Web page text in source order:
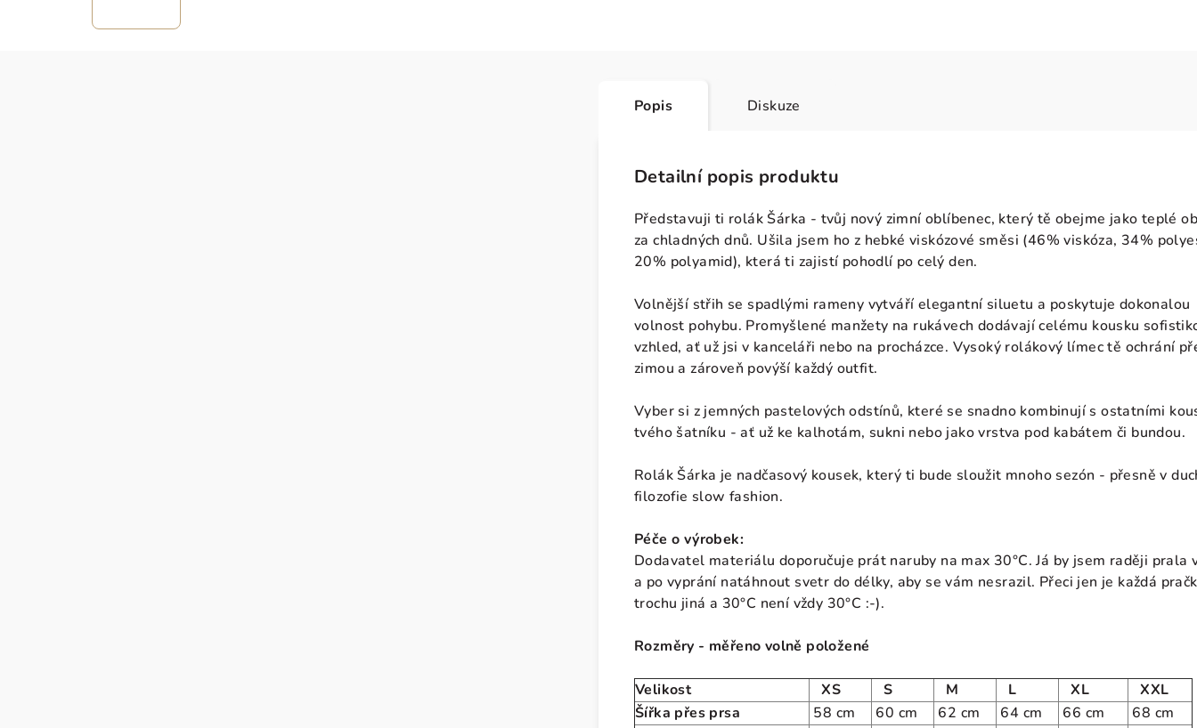
Popis Diskuze
Detailní popis produktu
Představuji ti rolák Šárka - tvůj nový zimní oblíbenec, který tě obejme jako teplé
za chladných dnů. Ušila jsem ho z hebké viskózové směsi (46% viskóza, 34%
20% polyamid), která ti zajistí pohodlí po celý den.
Volnější střih se spadlými rameny vytváří elegantní siluetu a poskytuje dokonalou
volnost pohybu. Promyšlené manžety na rukávech dodávají celému kousku
vzhled, ať už jsi v kanceláři nebo na procházce. Vysoký rolákový límec tě ochrání
zimou a zároveň povýší každý outfit.
Vyber si z jemných pastelových odstínů, které se snadno kombinují s ostatními
tvého šatníku - ať už ke kalhotám, sukni nebo jako vrstva pod kabátem či bundou.
Rolák Šárka je nadčasový kousek, který ti bude sloužit mnoho sezón - přesně v
filozofie slow fashion.
Péče o výrobek:
Dodavatel materiálu doporučuje prát naruby na max 30°C. Já by jsem raději prala
a po vyprání natáhnout svetr do délky, aby se vám nesrazil. Přeci jen je každá
trochu jiná a 30°C není vždy 30°C :-).
Rozměry - měřeno volně položené
Velikost XS S M L XL
XXL
Šířka přes prsa
58 cm 60 cm 62 cm 64 cm 66 cm
68 cm